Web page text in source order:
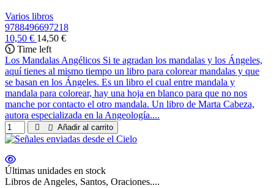
Varios libros
9788496697218
10,50 € 14,50 €
Time left
Los Mandalas Angélicos Si te agradan los mandalas y los Ángeles,
aquí tienes al mismo tiempo un libro para colorear mandalas y que
se basan en los Ángeles. Es un libro el cual entre mandala y
mandala para colorear, hay una hoja en blanco para que no nos
manche por contacto el otro mandala. Un libro de Marta Cabeza,
autora especializada en la Angeología....
Añadir al carrito
Últimas unidades en stock
Libros de Angeles, Santos, Oraciones....